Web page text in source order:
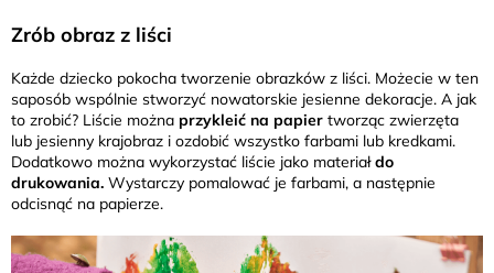
Zrób obraz z liści
Każde dziecko pokocha tworzenie obrazków z liści. Możecie w ten
saposób wspólnie stworzyć nowatorskie jesienne dekoracje. A jak
to zrobić? Liście można przykleić na papier tworząc zwierzęta
lub jesienny krajobraz i ozdobić wszystko farbami lub kredkami.
Dodatkowo można wykorzystać liście jako materiałdo
drukowania. Wystarczy pomalować je farbami, a następnie
odcisnąć na papierze.